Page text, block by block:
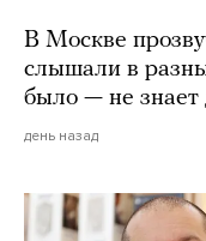
В Москве
слышали в
было — не
день назад